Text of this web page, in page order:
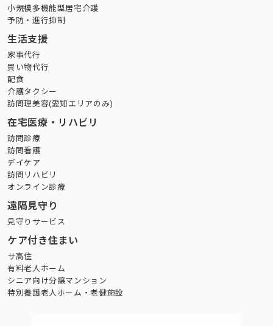
小規模多機能型居宅介護
予防・進行抑制
生活支援
家事代行
買い物代行
配食
介護タクシー
訪問理美容(愛知エリアのみ)
在宅医療・リハビリ
訪問診療
訪問看護
デイケア
訪問リハビリ
オンライン診療
遠隔見守り
見守りサービス
ケア付き住まい
サ高住
有料老人ホーム
シニア向け分譲マンション
特別養護老人ホーム・老健施設